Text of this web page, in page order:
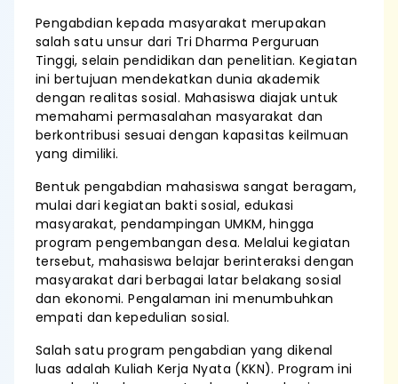
Pengabdian kepada masyarakat merupakan
salah satu unsur dari Tri Dharma Perguruan
Tinggi, selain pendidikan dan penelitian. Kegiatan
ini bertujuan mendekatkan dunia akademik
dengan realitas sosial. Mahasiswa diajak untuk
memahami permasalahan masyarakat dan
berkontribusi sesuai dengan kapasitas keilmuan
yang dimiliki.
Bentuk pengabdian mahasiswa sangat beragam,
mulai dari kegiatan bakti sosial, edukasi
masyarakat, pendampingan UMKM, hingga
program pengembangan desa. Melalui kegiatan
tersebut, mahasiswa belajar berinteraksi dengan
masyarakat dari berbagai latar belakang sosial
dan ekonomi. Pengalaman ini menumbuhkan
empati dan kepedulian sosial.
Salah satu program pengabdian yang dikenal
luas adalah Kuliah Kerja Nyata (KKN). Program ini